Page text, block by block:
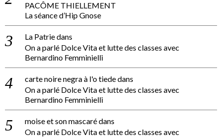
PACÔME THIELLEMENT
La séance d’Hip Gnose
La Patriedans
On a parlé Dolce Vita et lutte des classes avec
Bernardino Femminielli
carte noire negra à l'o tiededans
On a parlé Dolce Vita et lutte des classes avec
Bernardino Femminielli
moise et son mascarédans
On a parlé Dolce Vita et lutte des classes avec